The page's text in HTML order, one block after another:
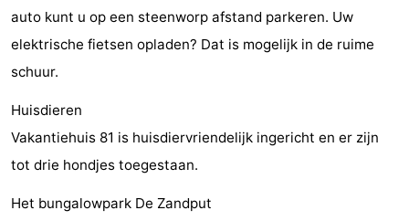
paravliegen
drinken
Ringrijden
Actief
Praktisch
Forum
Route
auto kunt u op een steenworp afstand parkeren. Uw
elektrische fietsen opladen? Dat is mogelijk in de ruime
schuur.
Huisdieren
Vakantiehuis 81 is huisdiervriendelijk ingericht en er zijn
tot drie hondjes toegestaan.
Het bungalowpark De Zandput